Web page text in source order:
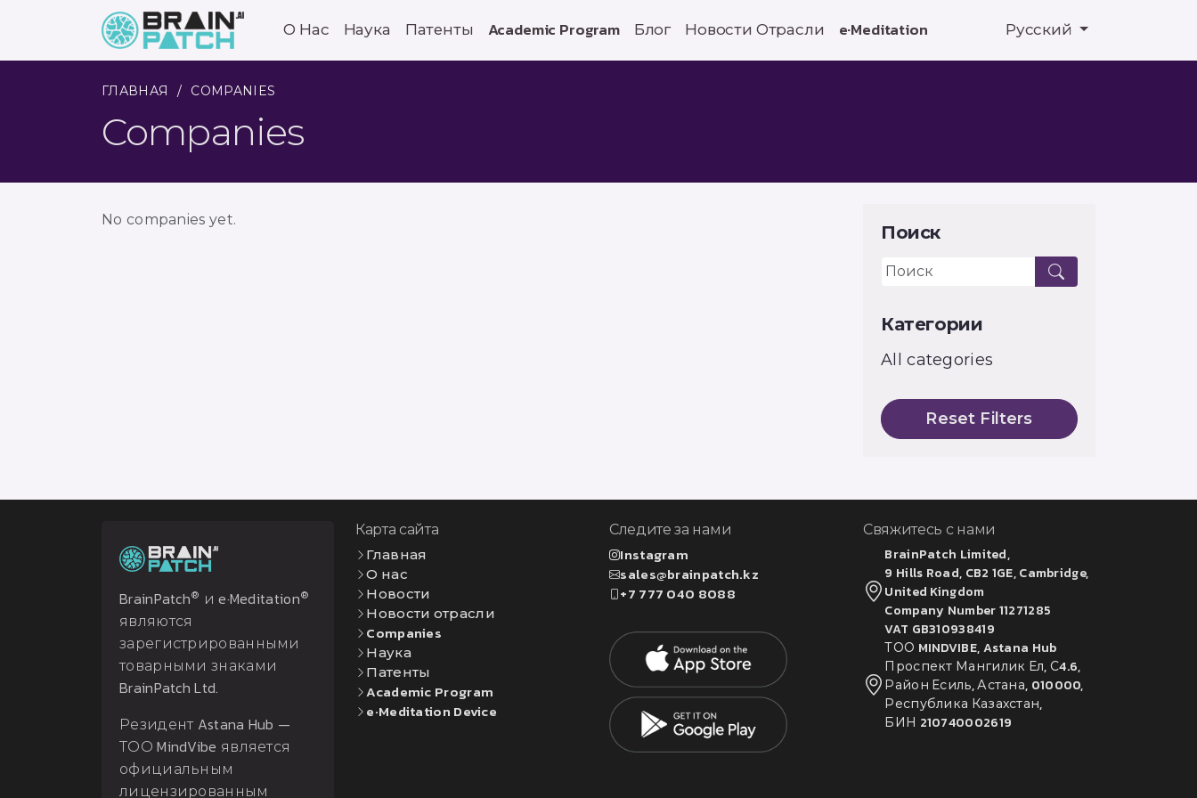
О Нас Наука Патенты Academic Program Блог Новости Отрасли e·Meditation Русский
ГЛАВНАЯ COMPANIES
Companies
No companies yet.
Поиск
Категории
All categories
Reset Filters
BrainPatch® и e·Meditation®
являются
зарегистрированными
товарными знаками
BrainPatch Ltd.
Резидент Astana Hub —
ТОО MindVibe является
официальным
лицензированным
Карта сайта
Главная
О нас
Новости
Новости отрасли
Companies
Наука
Патенты
Academic Program
e·Meditation Device
Следите за нами
Instagram
sales@brainpatch.kz
+7 777 040 8088
Свяжитесь с нами
BrainPatch Limited,
9 Hills Road, CB2 1GE, Cambridge,
United Kingdom
Company Number 11271285
VAT GB310938419
ТОО MINDVIBE, Astana Hub
Проспект Мангилик Ел, С4.6,
Район Есиль, Астана, 010000,
Республика Казахстан,
БИН 210740002619